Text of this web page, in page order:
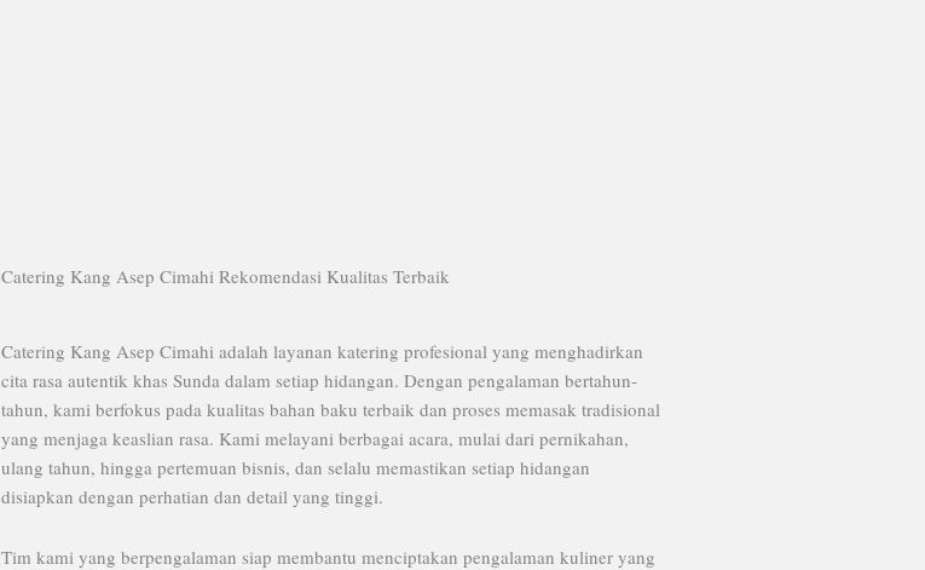
Catering Kang Asep Cimahi Rekomendasi Kualitas Terbaik
Catering Kang Asep Cimahi adalah layanan katering profesional yang menghadirkan
cita rasa autentik khas Sunda dalam setiap hidangan. Dengan pengalaman bertahun-
tahun, kami berfokus pada kualitas bahan baku terbaik dan proses memasak tradisional
yang menjaga keaslian rasa. Kami melayani berbagai acara, mulai dari pernikahan,
ulang tahun, hingga pertemuan bisnis, dan selalu memastikan setiap hidangan
disiapkan dengan perhatian dan detail yang tinggi.
Tim kami yang berpengalaman siap membantu menciptakan pengalaman kuliner yang